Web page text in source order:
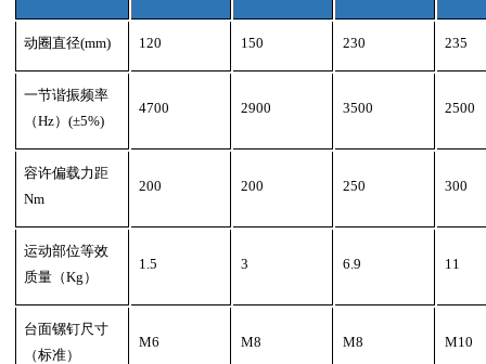
动圈直径(mm) 120 150 230 235
一节谐振频率
（Hz）(±5%)
4700 2900 3500 2500
容许偏载力距
Nm
200 200 250 300
运动部位等效
质量（Kg ）
1.5 3 6.9 11
台面镙钉尺寸
（标准）
M6 M8 M8 M10